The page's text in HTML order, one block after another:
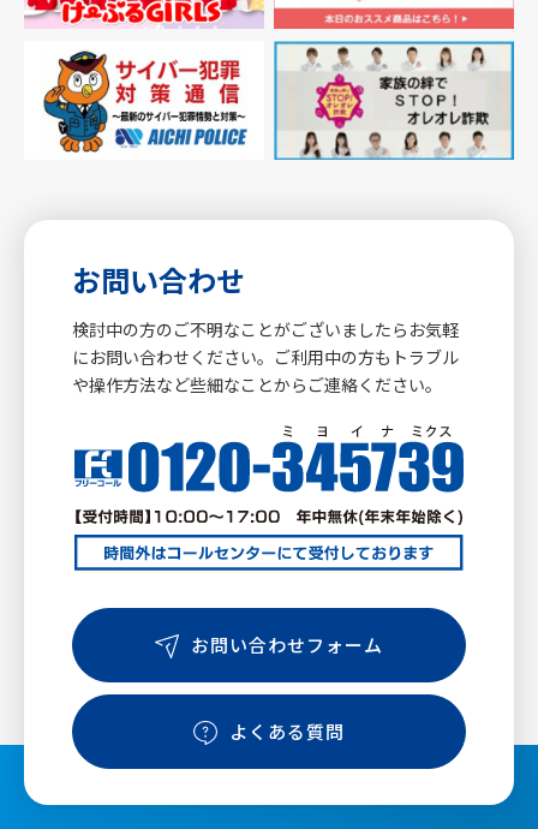
お問い合わせ
検討中の方のご不明なことがございましたらお気軽
にお問い合わせください。ご利用中の方もトラブル
や操作方法など些細なことからご連絡ください。
お問い合わせフォーム
よくある質問